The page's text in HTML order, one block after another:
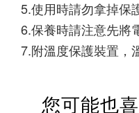
5.使用時請勿拿掉保
6.保養時請注意先將
7.附溫度保護裝置，
您可能也